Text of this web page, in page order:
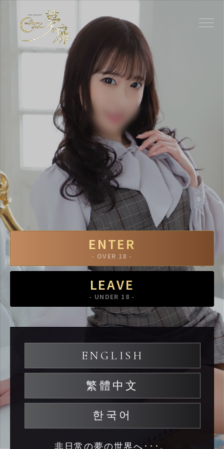
ENTER
- OVER 18 -
LEAVE
- UNDER 18 -
ENGLISH
繁體中文
한국어
非日常の夢の世界へ･･･。